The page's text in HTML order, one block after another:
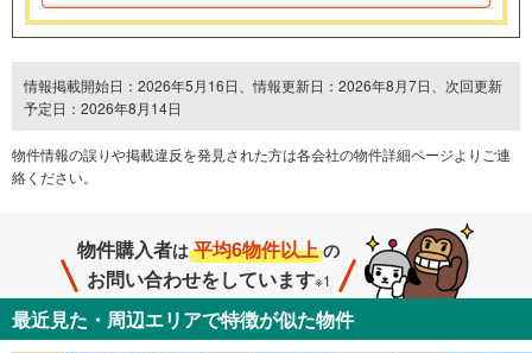
情報掲載開始日：2026年5月16日、情報更新日：2026年8月7日、次回更新
予定日：2026年8月14日
物件情報の誤りや掲載違反を発⾒された方は各会社の物件詳細ページよりご連
絡ください。
物件購入者は 平均6物件以上 の
お問い合わせをしています※1
最近見た・周辺エリアで特徴が似た物件